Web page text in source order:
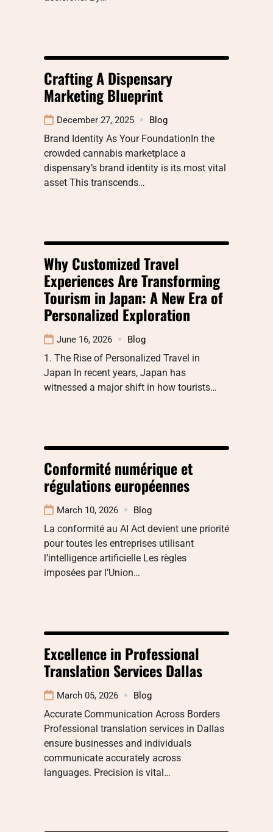
Crafting A Dispensary
Marketing Blueprint
December 27, 2025 Blog
Brand Identity As Your FoundationIn the
crowded cannabis marketplace a
dispensary’s brand identity is its most vital
asset This transcends…
Why Customized Travel
Experiences Are Transforming
Tourism in Japan: A New Era of
Personalized Exploration
June 16, 2026 Blog
1. The Rise of Personalized Travel in
Japan In recent years, Japan has
witnessed a major shift in how tourists…
Conformité numérique et
régulations européennes
March 10, 2026 Blog
La conformité au AI Act devient une priorité
pour toutes les entreprises utilisant
l’intelligence artificielle Les règles
imposées par l’Union…
Excellence in Professional
Translation Services Dallas
March 05, 2026 Blog
Accurate Communication Across Borders
Professional translation services in Dallas
ensure businesses and individuals
communicate accurately across
languages. Precision is vital…